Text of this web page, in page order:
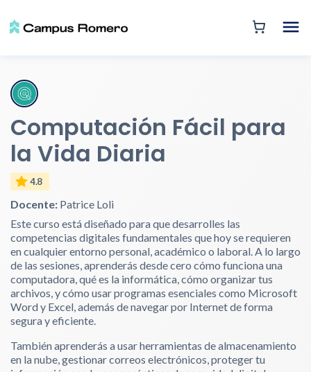
Computación Fácil para
la Vida Diaria
4.8
Docente: Patrice Loli
Este curso está diseñado para que desarrolles las
competencias digitales fundamentales que hoy se requieren
en cualquier entorno personal, académico o laboral. A lo largo
de las sesiones, aprenderás desde cero cómo funciona una
computadora, qué es la informática, cómo organizar tus
archivos, y cómo usar programas esenciales como Microsoft
Word y Excel, además de navegar por Internet de forma
segura y eficiente.
También aprenderás a usar herramientas de almacenamiento
en la nube, gestionar correos electrónicos, proteger tu